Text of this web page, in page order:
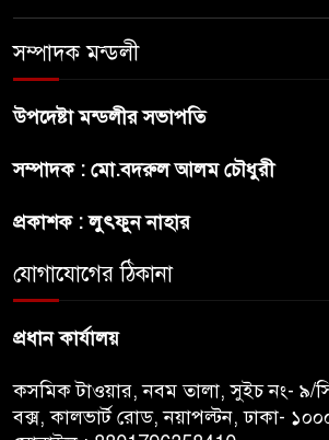
বন্ধুত্ব : ব্রেট লি
সম্পাদক মন্ডলী
উপদেষ্টা মন্ডলীর সভাপতি
সম্পাদক : মো.বদরুল আলম চৌধুরী
প্রকাশক : লুৎফুন নাহার
যোগাযোগের ঠিকানা
প্রধান কার্যালয়
কসমিক টাওয়ার, নবম তালা, সুইচ নং- ৯/
বক্স, কালভার্ট রোড, নয়াপল্টন, ঢাকা-